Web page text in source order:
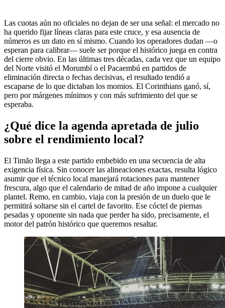
Las cuotas aún no oficiales no dejan de ser una señal: el mercado no
ha querido fijar líneas claras para este cruce, y esa ausencia de
números es un dato en sí mismo. Cuando los operadores dudan —o
esperan para calibrar— suele ser porque el histórico juega en contra
del cierre obvio. En las últimas tres décadas, cada vez que un equipo
del Norte visitó el Morumbí o el Pacaembú en partidos de
eliminación directa o fechas decisivas, el resultado tendió a
escaparse de lo que dictaban los momios. El Corinthians ganó, sí,
pero por márgenes mínimos y con más sufrimiento del que se
esperaba.
¿Qué dice la agenda apretada de julio
sobre el rendimiento local?
El Timão llega a este partido embebido en una secuencia de alta
exigencia física. Sin conocer las alineaciones exactas, resulta lógico
asumir que el técnico local manejará rotaciones para mantener
frescura, algo que el calendario de mitad de año impone a cualquier
plantel. Remo, en cambio, viaja con la presión de un duelo que le
permitirá soltarse sin el cartel de favorito. Ese cóctel de piernas
pesadas y oponente sin nada que perder ha sido, precisamente, el
motor del patrón histórico que queremos resaltar.